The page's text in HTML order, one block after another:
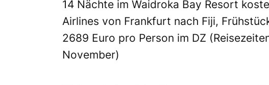
14 Nächte im Waidroka Bay Resort
Airlines von Frankfurt nach Fiji,
2689 Euro pro Person im DZ
November)